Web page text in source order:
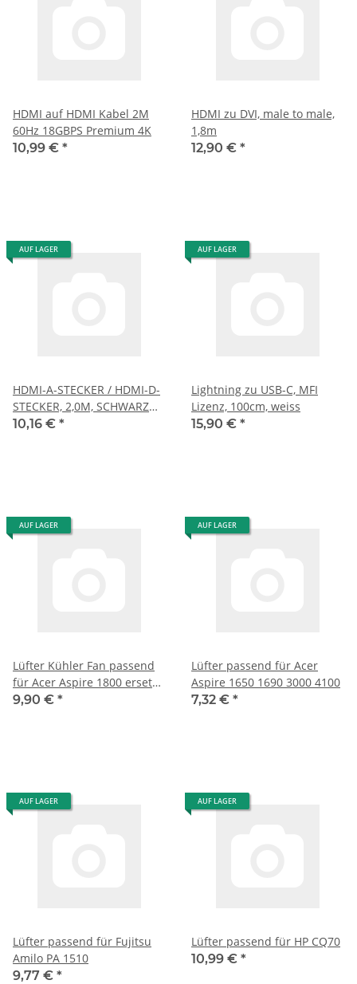
HDMI auf HDMI Kabel 2M
60Hz 18GBPS Premium 4K
10,99 € *
HDMI zu DVI, male to male,
1,8m
12,90 € *
AUF LAGER
HDMI-A-STECKER / HDMI-D-
STECKER, 2,0M, SCHWARZ
HSWE
10,16 € *
AUF LAGER
Lightning zu USB-C, MFI
Lizenz, 100cm, weiss
15,90 € *
AUF LAGER
Lüfter Kühler Fan passend
für Acer Aspire 1800 ersetzt
23.A29V5.001 Lower Logic
9,90 € *
AUF LAGER
Lüfter passend für Acer
Aspire 1650 1690 3000 4100
7,32 € *
AUF LAGER
Lüfter passend für Fujitsu
Amilo PA 1510
9,77 € *
AUF LAGER
Lüfter passend für HP CQ70
10,99 € *